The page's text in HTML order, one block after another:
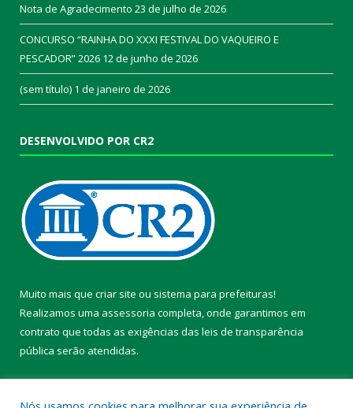
Nota de Agradecimento 23 de julho de 2026
CONCURSO “RAINHA DO XXXI FESTIVAL DO VAQUEIRO E
PESCADOR” 2026 12 de junho de 2026
(sem título) 1 de janeiro de 2026
DESENVOLVIDO POR CR2
Muito mais que criar site ou sistema para prefeituras!
Realizamos uma assessoria completa, onde garantimos em
contrato que todas as exigências das leis de transparência
pública serão atendidas.